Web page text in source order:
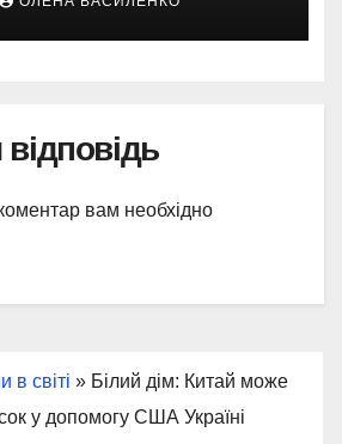
вам необхідно
в світі » Білий дім: Китай може
у допомогу США Україні